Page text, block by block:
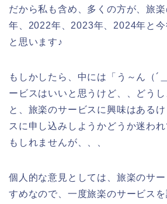
だから私も含め、多くの方が、旅
年、2022年、2023年、2024年と今
と思います♪
もしかしたら、中には「う～ん（´
ービスはいいと思うけど、、どうし
と、旅楽のサービスに興味はある
スに申し込みしようかどうか迷わ
もしれませんが、、、
個人的な意見としては、旅楽のサ
すめなので、一度旅楽のサービス